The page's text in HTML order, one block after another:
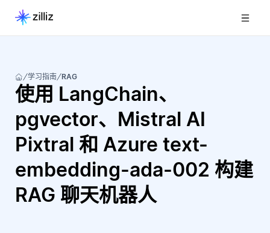
学习指南 RAG
使用 LangChain、
pgvector、Mistral AI
Pixtral 和 Azure text-
embedding-ada-002 构建
RAG 聊天机器人